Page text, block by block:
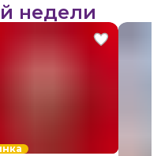
недели